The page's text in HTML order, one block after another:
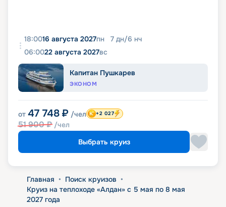
18:0016 августа 2027пн 7 дн/6 нч
06:0022 августа 2027вс
Капитан Пушкарев
ЭКОНОМ
от 47 748 ₽ /чел
51 900₽ /чел
+2 027
Выбрать круиз
Главная • Поиск круизов •
Круиз на теплоходе «Алдан» с 5 мая по 8 мая
2027 года